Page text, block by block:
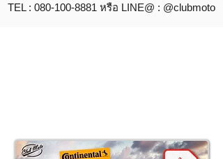
TEL : 080-100-8881 หรือ LINE@ : @clubmoto